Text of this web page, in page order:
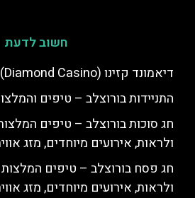
חשוב לדעת
דיאמונד קזינו (Diamond Casino) ורוצלב
התניידות בורוצלב – טיפים
חג סוכות בורוצלב – טיפים
ולראות, אירועים מיוחדים, מזג
חג פסח בורוצלב – טיפים
ולראות, אירועים מיוחדים, מזג